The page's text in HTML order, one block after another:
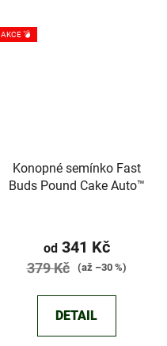
AKCE 💣
Konopné semínko Fast
Buds Pound Cake Auto™
od341 Kč
379 Kč (až –30 %)
DETAIL